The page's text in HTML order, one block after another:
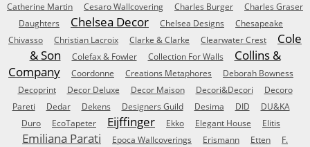
Catherine Martin
Cesaro Wallcovering Charles Burger
Charles Graser
Daughters
Chelsea Decor Chelsea Designs
Chesapeake
Chivasso
Christian Lacroix Clarke & Clarke Clearwater Crest
Cole
& Son
Colefax & Fowler Collection For Walls
Collins &
Company
Coordonne Creations Metaphores
Deborah Bowness
Decoprint
Decor Deluxe Decor Maison Decori&Decori
Decoro
Pareti
Dedar Dekens Designers Guild Desima DID
DU&KA
Duro
EcoTapeter Eijffinger Ekko Elegant House Elitis
Emiliana Parati Epoca Wallcoverings Erismann Etten
F.